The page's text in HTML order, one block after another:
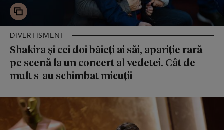
DIVERTISMENT
Shakira și cei doi băieți ai săi, apariție rară
pe scenă la un concert al vedetei. Cât de
mult s-au schimbat micuții